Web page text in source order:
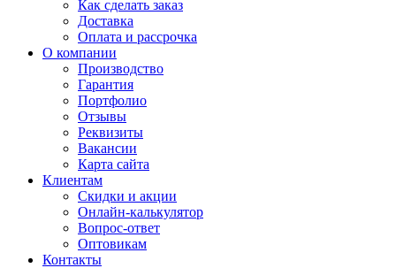
Как сделать заказ
Доставка
Оплата и рассрочка
О компании
Производство
Гарантия
Портфолио
Отзывы
Реквизиты
Вакансии
Карта сайта
Клиентам
Скидки и акции
Онлайн-калькулятор
Вопрос-ответ
Оптовикам
Контакты